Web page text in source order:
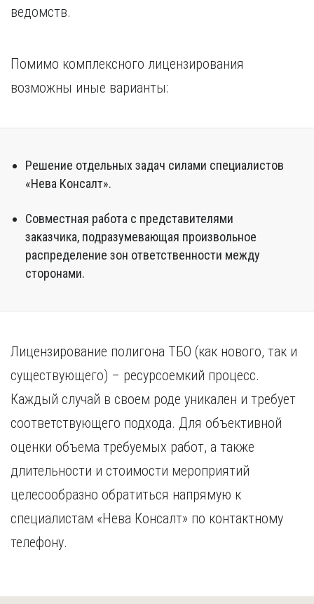
ведомств.
Помимо комплексного лицензирования
возможны иные варианты:
Решение отдельных задач силами специалистов
«Нева Консалт».
Совместная работа с представителями
заказчика, подразумевающая произвольное
распределение зон ответственности между
сторонами.
Лицензирование полигона ТБО (как нового, так и
существующего) – ресурсоемкий процесс.
Каждый случай в своем роде уникален и требует
соответствующего подхода. Для объективной
оценки объема требуемых работ, а также
длительности и стоимости мероприятий
целесообразно обратиться напрямую к
специалистам «Нева Консалт» по контактному
телефону.